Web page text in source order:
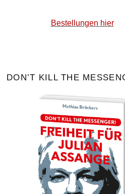
Bestellungen hier
DON’T KILL THE